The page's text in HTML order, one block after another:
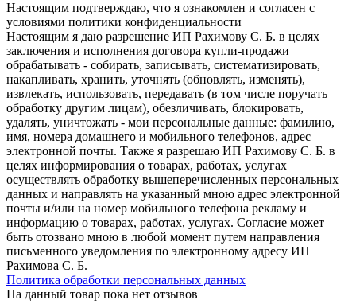
Настоящим подтверждаю, что я ознакомлен и согласен с
условиями политики конфиденциальности
Настоящим я даю разрешение ИП Рахимову С. Б. в целях
заключения и исполнения договора купли-продажи
обрабатывать - собирать, записывать, систематизировать,
накапливать, хранить, уточнять (обновлять, изменять),
извлекать, использовать, передавать (в том числе поручать
обработку другим лицам), обезличивать, блокировать,
удалять, уничтожать - мои персональные данные: фамилию,
имя, номера домашнего и мобильного телефонов, адрес
электронной почты. Также я разрешаю ИП Рахимову С. Б. в
целях информирования о товарах, работах, услугах
осуществлять обработку вышеперечисленных персональных
данных и направлять на указанный мною адрес электронной
почты и/или на номер мобильного телефона рекламу и
информацию о товарах, работах, услугах. Согласие может
быть отозвано мною в любой момент путем направления
письменного уведомления по электронному адресу ИП
Рахимова С. Б.
Политика обработки персональных данных
На данный товар пока нет отзывов